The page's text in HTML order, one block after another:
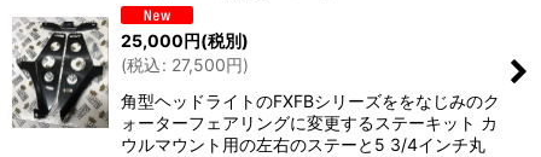
25,000円(税別)
(税込: 27,500円)
角型ヘッドライトのFXFBシリーズををなじみのク
ォーターフェアリングに変更するステーキット カ
ウルマウント用の左右のステーと5 3/4インチ丸